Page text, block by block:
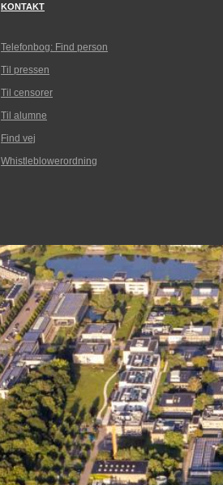
KONTAKT
Telefonbog: Find person
Til pressen
Til censorer
Til alumne
Find vej
Whistleblowerordning